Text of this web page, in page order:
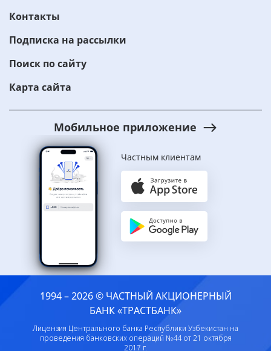
Контакты
Подписка на рассылки
Поиск по сайту
Карта сайта
Мобильное приложение
Частным клиентам
1994 – 2026 © ЧАСТНЫЙ АКЦИОНЕРНЫЙ
БАНК «ТРАСТБАНК»
Лицензия Центрального банка Республики Узбекистан на
проведения банковских операций №44 от 21 октября
2017 г.